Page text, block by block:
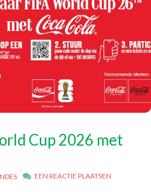
Cup 2026 met
EEN REACTIE PLAATSEN